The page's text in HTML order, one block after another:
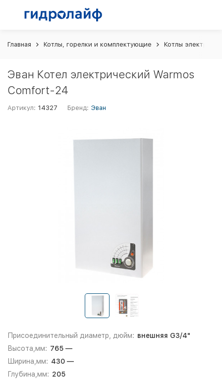
Главная Котлы, горелки и комплектующие Котлы
Эван Котел электрический Warmos
Comfort-24
Артикул: 14327 Бренд: Эван
Присоединительный диаметр, дюйм: внешняя G3/4"
Высота,мм: 765 —
Ширина,мм: 430 —
Глубина,мм: 205